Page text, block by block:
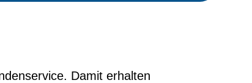
Damit erhalten